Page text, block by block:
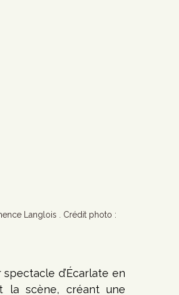
Langlois . Crédit photo :
d’Écarlate en
la scène, créant une